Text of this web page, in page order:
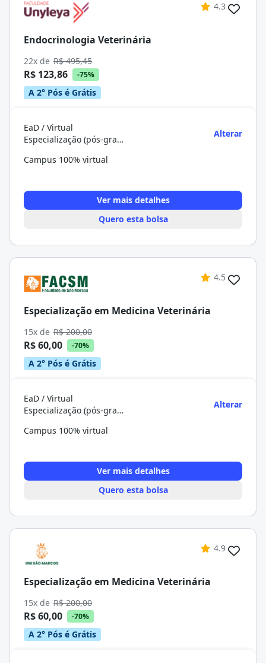
4.3
Endocrinologia Veterinária
22x de R$ 495,45
R$ 123,86 -75%
A 2° Pós é Grátis
EaD / Virtual
Especialização (pós-graduação)
Alterar
Campus 100% virtual
Ver mais detalhes
Quero esta bolsa
4.5
Especialização em Medicina Veterinária
15x de R$ 200,00
R$ 60,00 -70%
A 2° Pós é Grátis
EaD / Virtual
Especialização (pós-graduação)
Alterar
Campus 100% virtual
Ver mais detalhes
Quero esta bolsa
4.9
Especialização em Medicina Veterinária
15x de R$ 200,00
R$ 60,00 -70%
A 2° Pós é Grátis